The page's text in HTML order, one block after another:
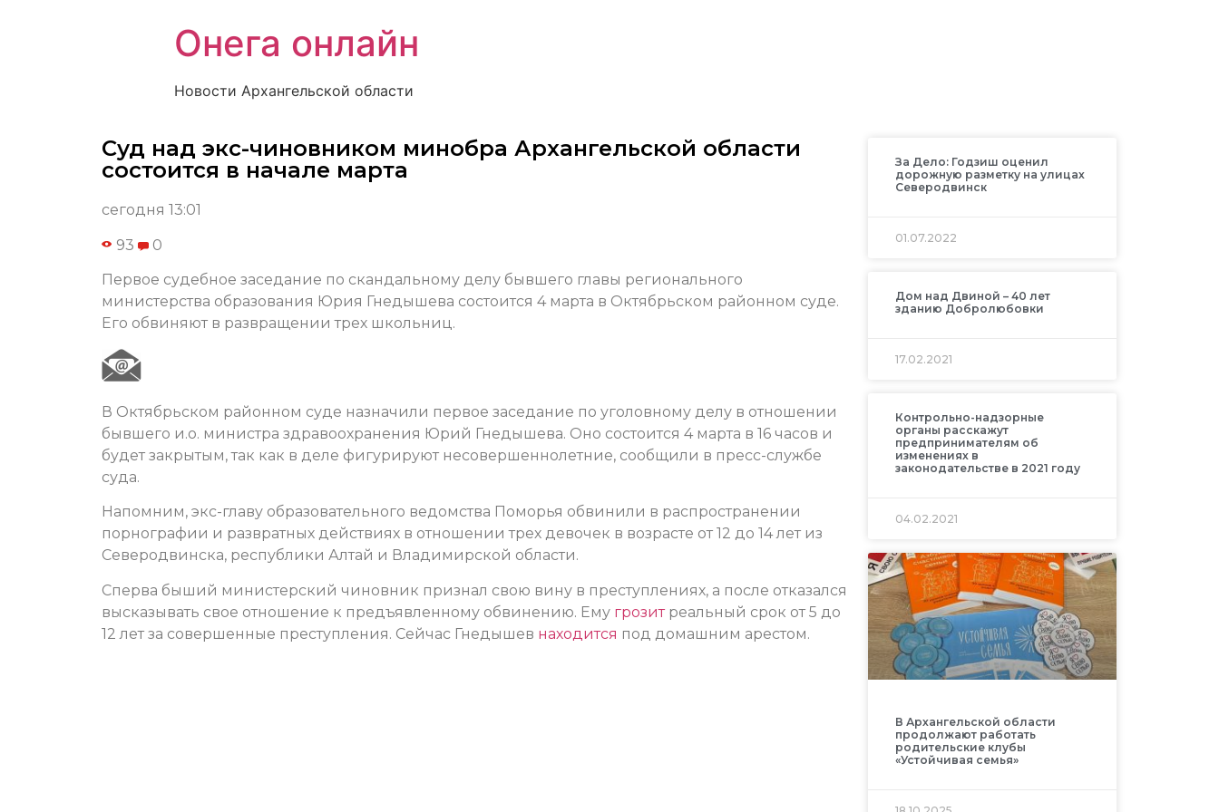
Онега онлайн
Новости Архангельской области
Суд над экс-чиновником минобра Архангельской области
состоится в начале марта
сегодня 13:01
93 0
Первое судебное заседание по скандальному делу бывшего главы регионального
министерства образования Юрия Гнедышева состоится 4 марта в Октябрьском районном суде.
Его обвиняют в развращении трех школьниц.
В Октябрьском районном суде назначили первое заседание по уголовному делу в отношении
бывшего и.о. министра здравоохранения Юрий Гнедышева. Оно состоится 4 марта в 16 часов и
будет закрытым, так как в деле фигурируют несовершеннолетние, сообщили в пресс-службе
суда.
Напомним, экс-главу образовательного ведомства Поморья обвинили в распространении
порнографии и развратных действиях в отношении трех девочек в возрасте от 12 до 14 лет из
Северодвинска, республики Алтай и Владимирской области.
Сперва быший министерский чиновник признал свою вину в преступлениях, а после отказался
высказывать свое отношение к предъявленному обвинению. Ему грозитреальный срок от 5 до
12 лет за совершенные преступления. Сейчас Гнедышев находится под домашним арестом.
За Дело: Годзиш оценил
дорожную разметку на улицах
Северодвинск
01.07.2022
Дом над Двиной – 40 лет
зданию Добролюбовки
17.02.2021
Контрольно-надзорные
органы расскажут
предпринимателям об
изменениях в
законодательстве в 2021 году
04.02.2021
В Архангельской области
продолжают работать
родительские клубы
«Устойчивая семья»